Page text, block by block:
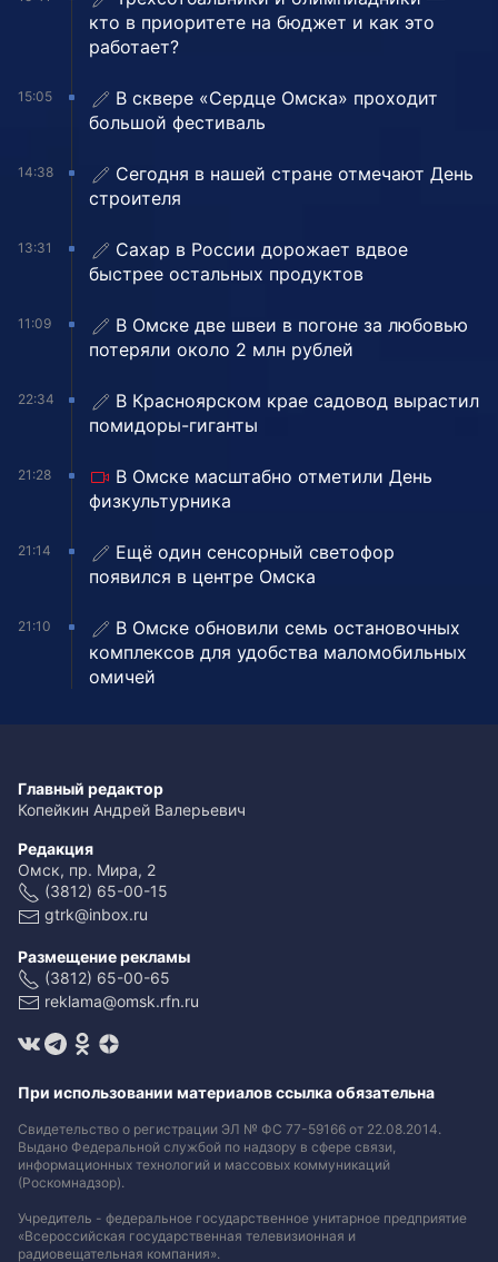
кто в приоритете на бюджет и как это
работает?
15:05
В сквере «Сердце Омска» проходит
большой фестиваль
14:38
Сегодня в нашей стране отмечают День
строителя
13:31
Сахар в России дорожает вдвое
быстрее остальных продуктов
11:09
В Омске две швеи в погоне за любовью
потеряли около 2 млн рублей
22:34
В Красноярском крае садовод вырастил
помидоры-гиганты
21:28
В Омске масштабно отметили День
физкультурника
21:14
Ещё один сенсорный светофор
появился в центре Омска
21:10
В Омске обновили семь остановочных
комплексов для удобства маломобильных
омичей
Главный редактор
Копейкин Андрей Валерьевич
Редакция
Омск, пр. Мира, 2
(3812) 65-00-15
gtrk@inbox.ru
Размещение рекламы
(3812) 65-00-65
reklama@omsk.rfn.ru
При использовании материалов ссылка обязательна
Свидетельство о регистрации ЭЛ № ФС 77-59166 от 22.08.2014.
Выдано Федеральной службой по надзору в сфере связи,
информационных технологий и массовых коммуникаций
(Роскомнадзор).
Учредитель - федеральное государственное унитарное предприятие
«Всероссийская государственная телевизионная и
радиовещательная компания».